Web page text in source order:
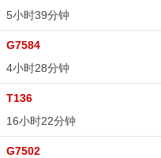
5小时39分钟
G7584
4小时28分钟
T136
16小时22分钟
G7502